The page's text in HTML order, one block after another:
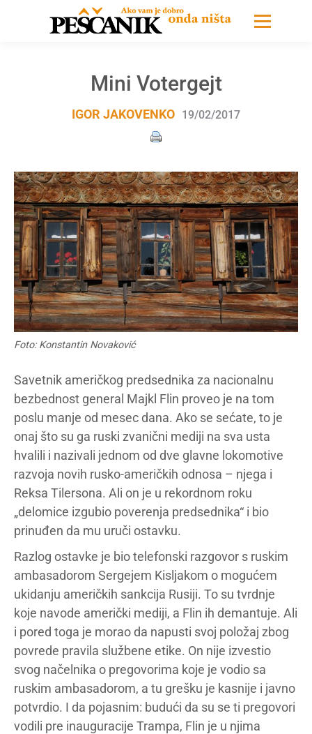
Mini Votergejt
IGOR JAKOVENKO 19/02/2017
Foto: Konstantin Novaković
Savetnik američkog predsednika za nacionalnu
bezbednost general Majkl Flin proveo je na tom
poslu manje od mesec dana. Ako se sećate, to je
onaj što su ga ruski zvanični mediji na sva usta
hvalili i nazivali jednom od dve glavne lokomotive
razvoja novih rusko-američkih odnosa – njega i
Reksa Tilersona. Ali on je u rekordnom roku
„delomice izgubio poverenja predsednika“ i bio
prinuđen da mu uruči ostavku.
Razlog ostavke je bio telefonski razgovor s ruskim
ambasadorom Sergejem Kisljakom o mogućem
ukidanju američkih sankcija Rusiji. To su tvrdnje
koje navode američki mediji, a Flin ih demantuje. Ali
i pored toga je morao da napusti svoj položaj zbog
povrede pravila službene etike. On nije izvestio
svog načelnika o pregovorima koje je vodio sa
ruskim ambasadorom, a tu grešku je kasnije i javno
potvrdio. I da pojasnim: budući da su se ti pregovori
vodili pre inauguracije Trampa, Flin je u njima